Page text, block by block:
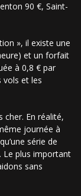
90 €, Saint-
», il existe une
et un forfait
à 0,8 € par
vols et les
cher. En réalité,
journée à
série de
Le plus important
sans